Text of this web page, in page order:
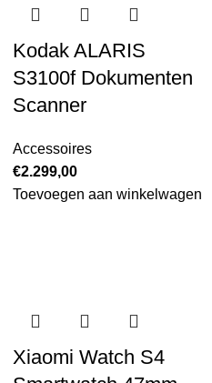
Kodak ALARIS
S3100f Dokumenten
Scanner
Accessoires
€2.299,00
Toevoegen aan winkelwagen
Xiaomi Watch S4